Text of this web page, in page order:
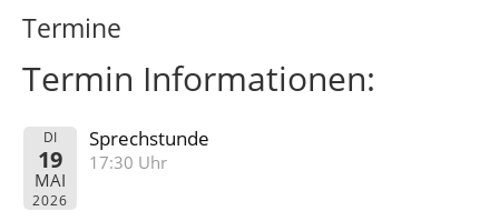
Termine
Termin Informationen:
DI
19
MAI
2026
Sprechstunde
17:30 Uhr